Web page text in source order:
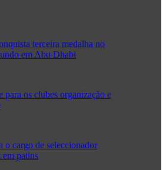
terceira medalha no
em Abu Dhabi
para os clubes organização e
o cargo de seleccionador
em patins